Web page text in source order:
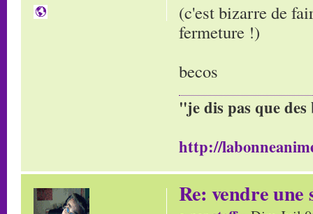
(c'est bizarre de
fermeture !)
becos
"je dis pas que
http://
Re: vendre une